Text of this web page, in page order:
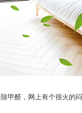
甲醛，网上有个很火的